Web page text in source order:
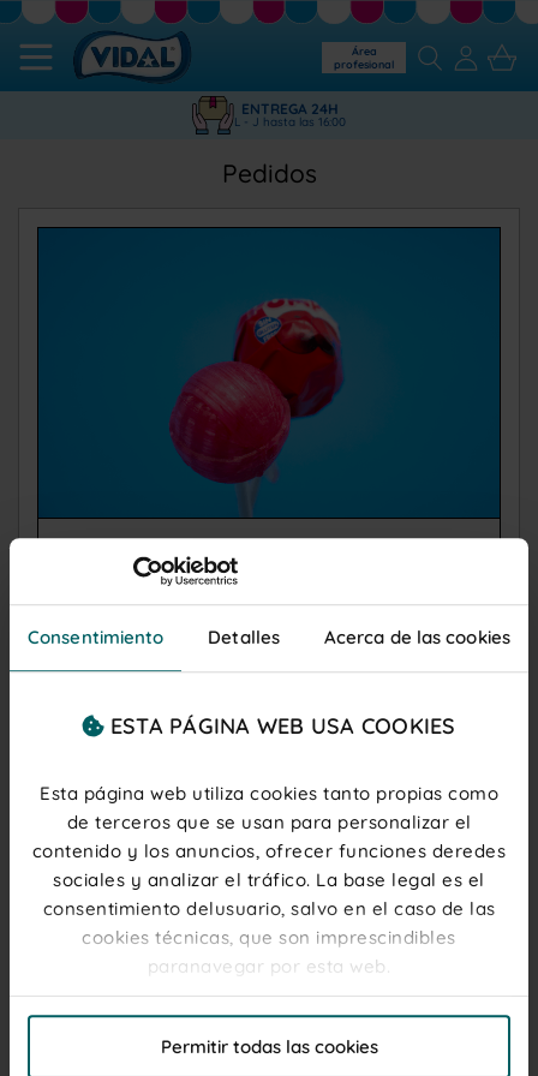
Consentimiento Detalles Acerca de las cookies
ESTA PÁGINA WEB USA COOKIES
Esta página web utiliza cookies tanto propias como
de terceros que se usan para personalizar el
contenido y los anuncios, ofrecer funciones deredes
sociales y analizar el tráfico. La base legal es el
consentimiento delusuario, salvo en el caso de las
cookies técnicas, que son imprescindibles
paranavegar por esta web.
las cookies, y sus datos de contacto son accesibles
Permitir todas las cookies
Área
profesional
ENTREGA 24H
L - J hasta las 16:00
Pedidos
Podrás hacer seguimiento de tu pedido de
cuenta, una vez estés logueado, en el área de
del estado exacto de tu pedido en la
GLS.
CONTACTA CON NOSOTROS
Chat
ACCEDER
Lunes - Jueves 08:30 - 18:00
Formulario